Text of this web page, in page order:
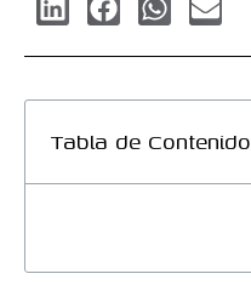
Tabla de Contenido